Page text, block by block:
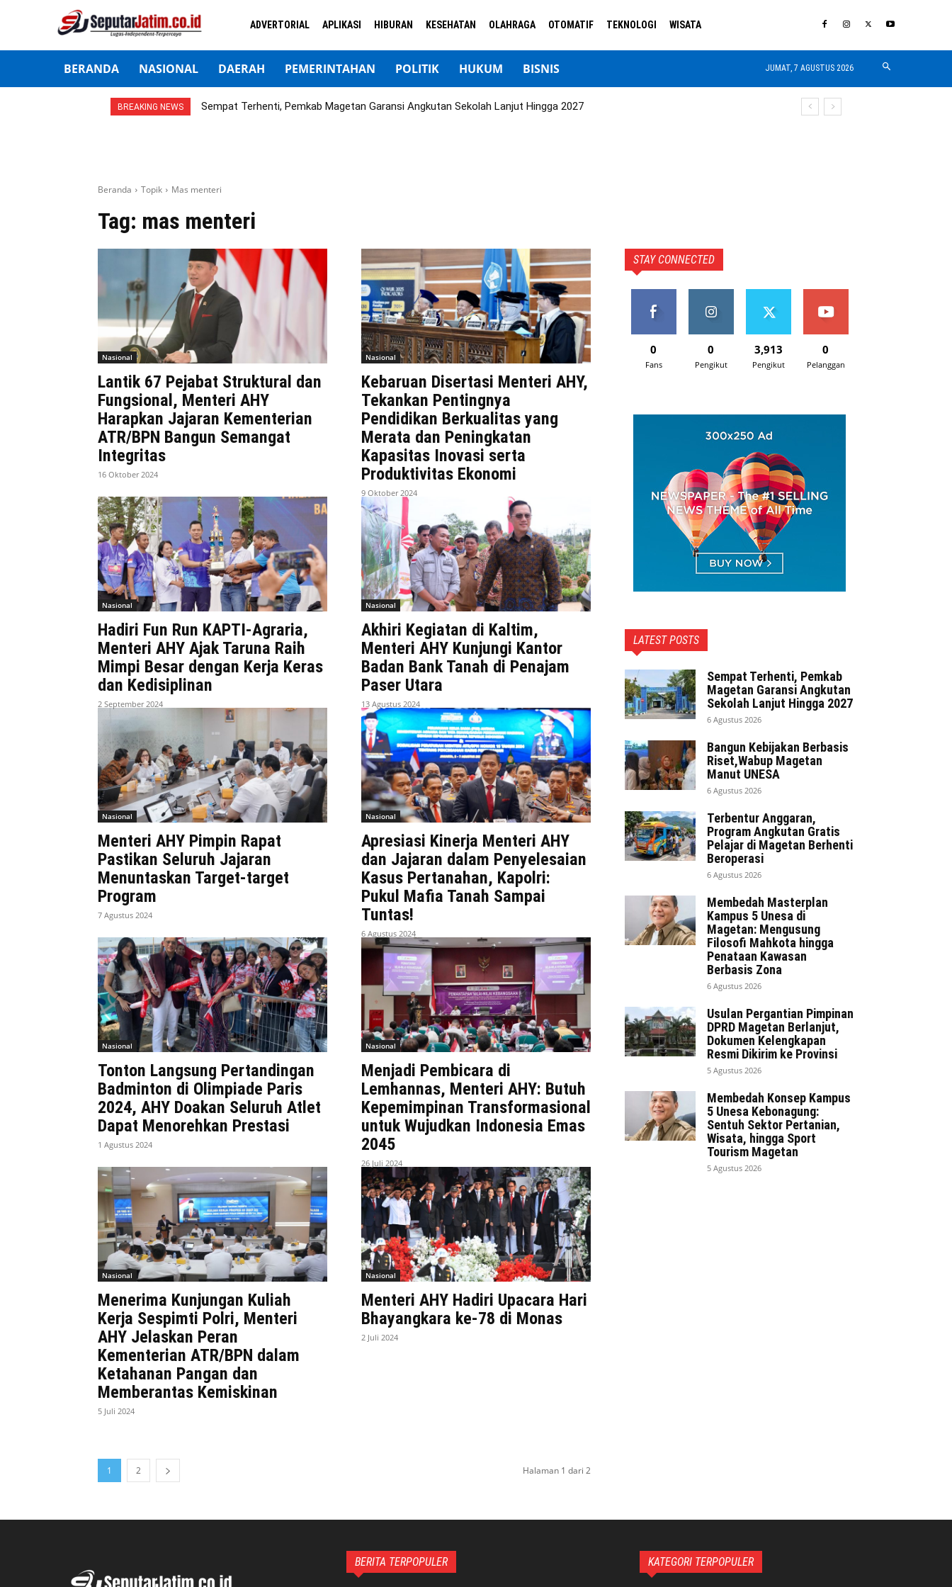
ADVERTORIAL APLIKASI HIBURAN KESEHATAN OLAHRAGA OTOMATIF TEKNOLOGI WISATA
BERANDA NASIONAL DAERAH PEMERINTAHAN POLITIK HUKUM BISNIS JUMAT, 7 AGUSTUS 2026
BREAKING NEWS Sempat Terhenti, Pemkab Magetan Garansi Angkutan Sekolah Lanjut Hingga 2027
Beranda Topik Mas menteri
Tag: mas menteri
Nasional
Lantik 67 Pejabat Struktural dan
Fungsional, Menteri AHY
Harapkan Jajaran Kementerian
ATR/BPN Bangun Semangat
Integritas
16 Oktober 2024
Nasional
Kebaruan Disertasi Menteri AHY,
Tekankan Pentingnya
Pendidikan Berkualitas yang
Merata dan Peningkatan
Kapasitas Inovasi serta
Produktivitas Ekonomi
9 Oktober 2024
Nasional
Hadiri Fun Run KAPTI-Agraria,
Menteri AHY Ajak Taruna Raih
Mimpi Besar dengan Kerja Keras
dan Kedisiplinan
2 September 2024
Nasional
Akhiri Kegiatan di Kaltim,
Menteri AHY Kunjungi Kantor
Badan Bank Tanah di Penajam
Paser Utara
13 Agustus 2024
Nasional
Menteri AHY Pimpin Rapat
Pastikan Seluruh Jajaran
Menuntaskan Target-target
Program
7 Agustus 2024
Nasional
Apresiasi Kinerja Menteri AHY
dan Jajaran dalam Penyelesaian
Kasus Pertanahan, Kapolri:
Pukul Mafia Tanah Sampai
Tuntas!
6 Agustus 2024
Nasional
Tonton Langsung Pertandingan
Badminton di Olimpiade Paris
2024, AHY Doakan Seluruh Atlet
Dapat Menorehkan Prestasi
1 Agustus 2024
Nasional
Menjadi Pembicara di
Lemhannas, Menteri AHY: Butuh
Kepemimpinan Transformasional
untuk Wujudkan Indonesia Emas
2045
26 Juli 2024
Nasional
Menerima Kunjungan Kuliah
Kerja Sespimti Polri, Menteri
AHY Jelaskan Peran
Kementerian ATR/BPN dalam
Ketahanan Pangan dan
Memberantas Kemiskinan
5 Juli 2024
Nasional
Menteri AHY Hadiri Upacara Hari
Bhayangkara ke-78 di Monas
2 Juli 2024
1 2 Halaman 1 dari 2
STAY CONNECTED
0
Fans
0
Pengikut
3,913
Pengikut
0
Pelanggan
LATEST POSTS
Sempat Terhenti, Pemkab
Magetan Garansi Angkutan
Sekolah Lanjut Hingga 2027
6 Agustus 2026
Bangun Kebijakan Berbasis
Riset,Wabup Magetan
Manut UNESA
6 Agustus 2026
Terbentur Anggaran,
Program Angkutan Gratis
Pelajar di Magetan Berhenti
Beroperasi
6 Agustus 2026
Membedah Masterplan
Kampus 5 Unesa di
Magetan: Mengusung
Filosofi Mahkota hingga
Penataan Kawasan
Berbasis Zona
6 Agustus 2026
Usulan Pergantian Pimpinan
DPRD Magetan Berlanjut,
Dokumen Kelengkapan
Resmi Dikirim ke Provinsi
5 Agustus 2026
Membedah Konsep Kampus
5 Unesa Kebonagung:
Sentuh Sektor Pertanian,
Wisata, hingga Sport
Tourism Magetan
5 Agustus 2026
BERITA TERPOPULER KATEGORI TERPOPULER